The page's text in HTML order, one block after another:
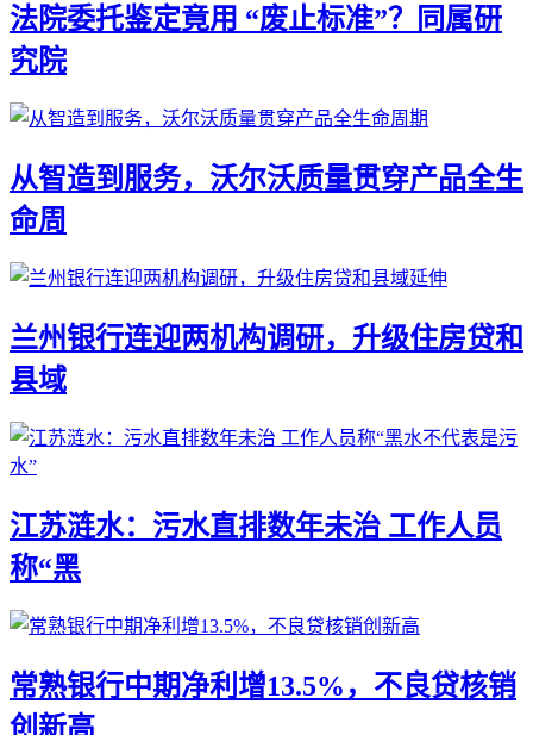
法院委托鉴定竟用 “废止标准”？同属研
究院
从智造到服务，沃尔沃质量贯穿产品全生
命周
兰州银行连迎两机构调研，升级住房贷和
县域
江苏涟水：污水直排数年未治 工作人员
称“黑
常熟银行中期净利增13.5%，不良贷核销
创新高